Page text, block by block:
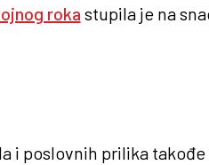
roka stupila je na
i poslovnih prilika